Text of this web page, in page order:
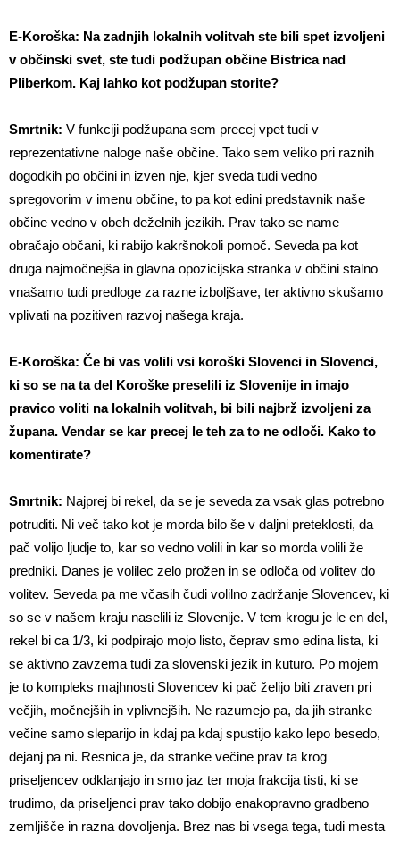
E-Koroška: Na zadnjih lokalnih volitvah ste bili spet izvoljeni
v občinski svet, ste tudi podžupan občine Bistrica nad
Pliberkom. Kaj lahko kot podžupan storite?
Smrtnik: V funkciji podžupana sem precej vpet tudi v
reprezentativne naloge naše občine. Tako sem veliko pri raznih
dogodkih po občini in izven nje, kjer sveda tudi vedno
spregovorim v imenu občine, to pa kot edini predstavnik naše
občine vedno v obeh deželnih jezikih. Prav tako se name
obračajo občani, ki rabijo kakršnokoli pomoč. Seveda pa kot
druga najmočnejša in glavna opozicijska stranka v občini stalno
vnašamo tudi predloge za razne izboljšave, ter aktivno skušamo
vplivati na pozitiven razvoj našega kraja.
E-Koroška: Če bi vas volili vsi koroški Slovenci in Slovenci,
ki so se na ta del Koroške preselili iz Slovenije in imajo
pravico voliti na lokalnih volitvah, bi bili najbrž izvoljeni za
župana. Vendar se kar precej le teh za to ne odloči. Kako to
komentirate?
Smrtnik: Najprej bi rekel, da se je seveda za vsak glas potrebno
potruditi. Ni več tako kot je morda bilo še v daljni preteklosti, da
pač volijo ljudje to, kar so vedno volili in kar so morda volili že
predniki. Danes je volilec zelo prožen in se odloča od volitev do
volitev. Seveda pa me včasih čudi volilno zadržanje Slovencev, ki
so se v našem kraju naselili iz Slovenije. V tem krogu je le en del,
rekel bi ca 1/3, ki podpirajo mojo listo, čeprav smo edina lista, ki
se aktivno zavzema tudi za slovenski jezik in kuturo. Po mojem
je to kompleks majhnosti Slovencev ki pač želijo biti zraven pri
večjih, močnejših in vplivnejših. Ne razumejo pa, da jih stranke
večine samo sleparijo in kdaj pa kdaj spustijo kako lepo besedo,
dejanj pa ni. Resnica je, da stranke večine prav ta krog
priseljencev odklanjajo in smo jaz ter moja frakcija tisti, ki se
trudimo, da priseljenci prav tako dobijo enakopravno gradbeno
zemljišče in razna dovoljenja. Brez nas bi vsega tega, tudi mesta